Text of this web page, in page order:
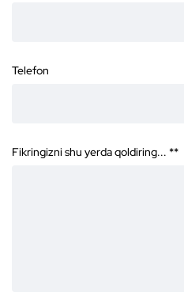
Telefon
Fikringizni shu yerda qoldiring... **